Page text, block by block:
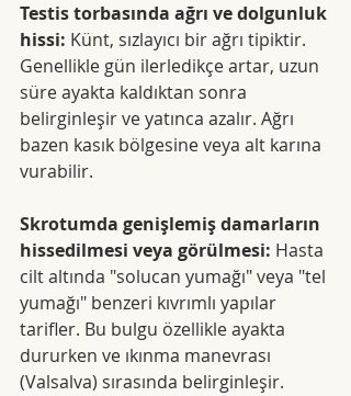
Testis torbasında ağrı ve dolgunluk
hissi: Künt, sızlayıcı bir ağrı tipiktir.
Genellikle gün ilerledikçe artar, uzun
süre ayakta kaldıktan sonra
belirginleşir ve yatınca azalır. Ağrı
bazen kasık bölgesine veya alt karına
vurabilir.
Skrotumda genişlemiş damarların
hissedilmesi veya görülmesi: Hasta
cilt altında "solucan yumağı" veya "tel
yumağı" benzeri kıvrımlı yapılar
tarifler. Bu bulgu özellikle ayakta
dururken ve ıkınma manevrası
(Valsalva) sırasında belirginleşir.